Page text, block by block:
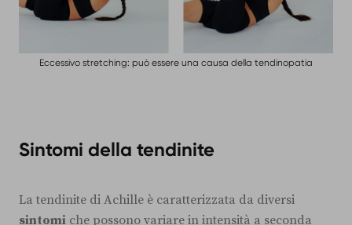
Eccessivo stretching: può essere una causa della tendinopatia
Sintomi della tendinite
La tendinite di Achille è caratterizzata da diversi
sintomi che possono variare in intensità a seconda